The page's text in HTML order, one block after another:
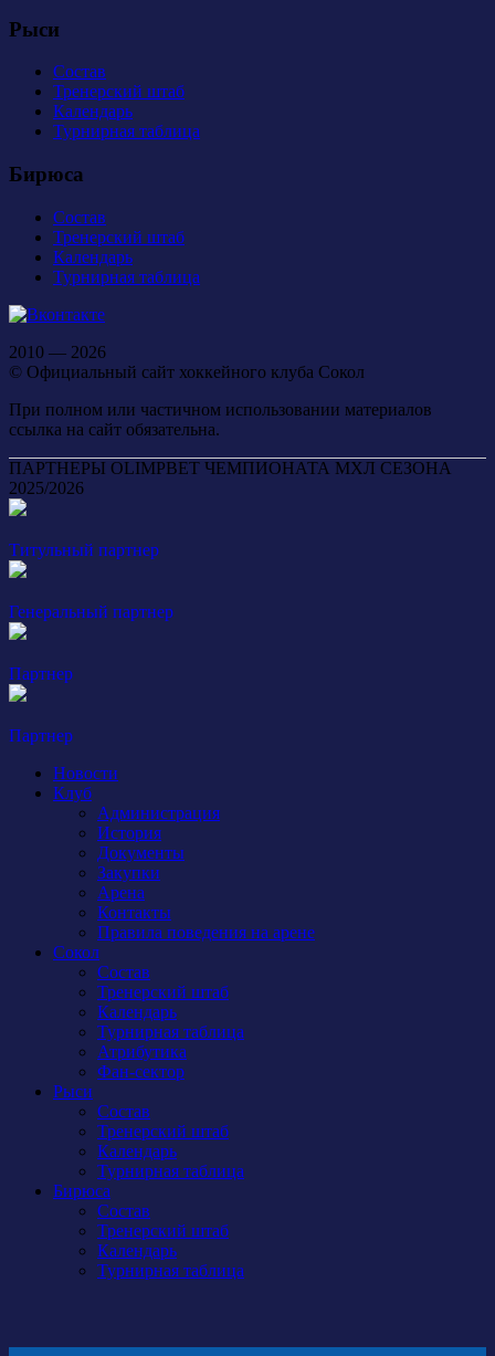
Рыси
Состав
Тренерский штаб
Календарь
Турнирная таблица
Бирюса
Состав
Тренерский штаб
Календарь
Турнирная таблица
2010 — 2026
© Официальный сайт хоккейного клуба Сокол
При полном или частичном использовании материалов
ссылка на сайт обязательна.
ПАРТНЕРЫ OLIMPBET ЧЕМПИОНАТА МХЛ СЕЗОНА
2025/2026
Титульный партнер
Генеральный партнер
Партнер
Партнер
Новости
Клуб
Администрация
История
Документы
Закупки
Арена
Контакты
Правила поведения на арене
Сокол
Состав
Тренерский штаб
Календарь
Турнирная таблица
Атрибутика
Фан-сектор
Рыси
Состав
Тренерский штаб
Календарь
Турнирная таблица
Бирюса
Состав
Тренерский штаб
Календарь
Турнирная таблица